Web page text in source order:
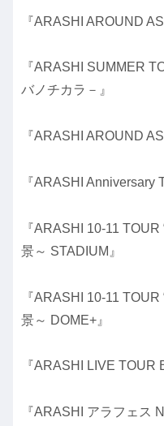
『ARASHI AROUND
『ARASHI SUMMER
バノチカラ－』
『ARASHI AROUND
『ARASHI Anniversary
『ARASHI 10-11
景～ STADIUM』
『ARASHI 10-11
景～ DOME+』
『ARASHI LIVE TOUR
『ARASHI アラフェス